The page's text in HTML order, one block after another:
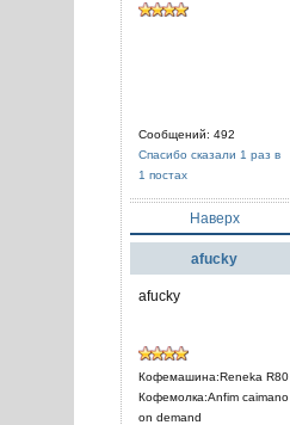
Сообщений: 492
Спасибо сказали 1 раз в
1 постах
Наверх
afucky
afucky
Кофемашина:Reneka R80
Кофемолка:Anfim caimano
on demand